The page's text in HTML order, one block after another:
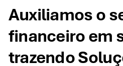
Auxiliamos o
financeiro em
trazendo